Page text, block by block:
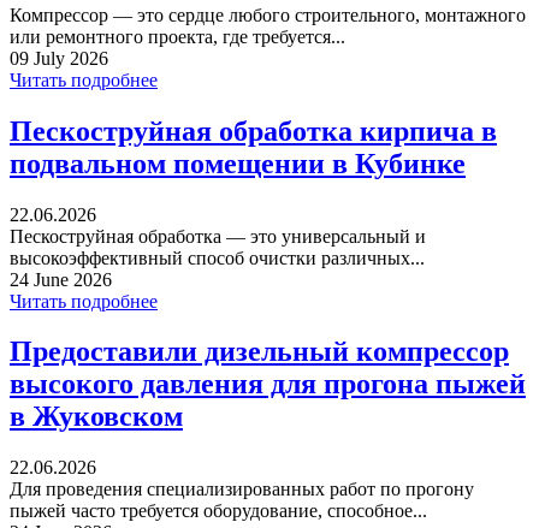
Компрессор — это сердце любого строительного, монтажного
или ремонтного проекта, где требуется...
09 July 2026
Читать подробнее
Пескоструйная обработка кирпича в
подвальном помещении в Кубинке
22.06.2026
Пескоструйная обработка — это универсальный и
высокоэффективный способ очистки различных...
24 June 2026
Читать подробнее
Предоставили дизельный компрессор
высокого давления для прогона пыжей
в Жуковском
22.06.2026
Для проведения специализированных работ по прогону
пыжей часто требуется оборудование, способное...